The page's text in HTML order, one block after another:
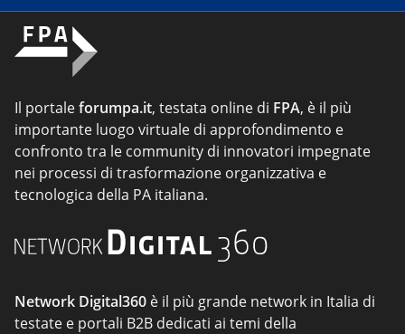
Il portaleforumpa.it, testata online di FPA, è il più
importante luogo virtuale di approfondimento e
confronto tra le community di innovatori impegnate
nei processi di trasformazione organizzativa e
tecnologica della PA italiana.
Network Digital360 è il più grande network in Italia di
testate e portali B2B dedicati ai temi della